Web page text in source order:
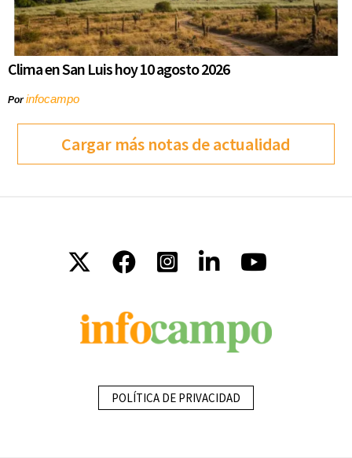
Clima en San Luis hoy 10 agosto 2026
Porinfocampo
Cargar más notas de actualidad
POLÍTICA DE PRIVACIDAD